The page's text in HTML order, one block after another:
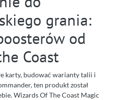
grania:
od
Coast
karty, budować warianty talii i
ten produkt został
Wizards Of The Coast Magic